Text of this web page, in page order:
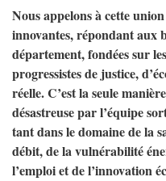
Nous appelons à cette
innovantes, répondant aux
département, fondées sur
progressistes de justice,
réelle. C’est la seule
désastreuse par l’équipe
tant dans le domaine de la
débit, de la vulnérabilité
l’emploi et de l’innovation